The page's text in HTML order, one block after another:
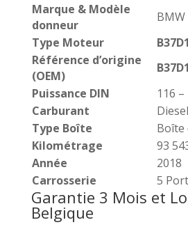
Marque & Modèle
donneur
BMW
Type Moteur
Référence d’origine
(OEM)
Puissance DIN
116 –
Carburant
Diesel
Type Boîte
Boîte
Kilométrage
93
Année
2018
Carrosserie
5
Garantie 3 Mois et
Belgique